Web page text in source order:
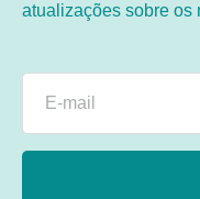
atualizações sobre os